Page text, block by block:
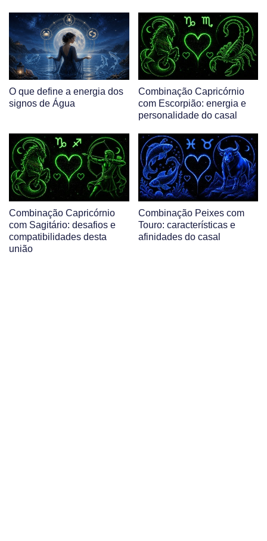
O que define a energia dos
signos de Água
Combinação Capricórnio
com Escorpião: energia e
personalidade do casal
Combinação Capricórnio
com Sagitário: desafios e
compatibilidades desta
união
Combinação Peixes com
Touro: características e
afinidades do casal